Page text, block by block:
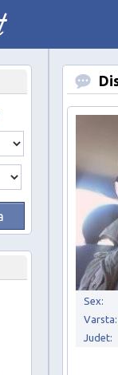
Sex:
Varsta:
Judet: